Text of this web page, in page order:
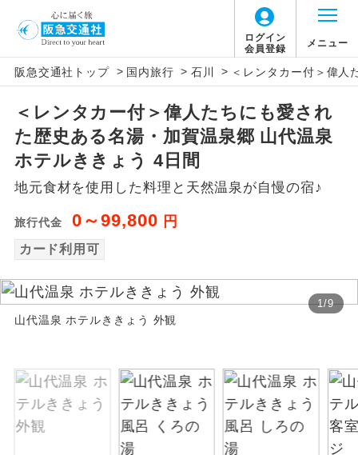
ログイン
会員登録
メニュー
阪急交通社トップ > 国内旅行 > 石川 > ＜レンタカー付＞偉人
＜レンタカー付＞偉人たちにも愛され
た歴史ある名湯・加賀温泉郷 山代温泉
ホテルききょう 4日間
地元食材を使用した料理と天然温泉が自慢の宿♪
旅行代金 0～99,800 円
カード利用可
1/9
山代温泉 ホテルききょう 外観
アイコン 説明
添乗員同行
往路出発空港（駅）から復路到着空港
（駅）まで同行します。
現地添乗員同
行
現地到着空港（駅）から最終日出発空港
（駅）まで添乗員が同行します。
務
新コース 初登場のコースです。
絶景 絶景スポットに立ち寄るコースです。
温泉地にも宿泊するコースです。